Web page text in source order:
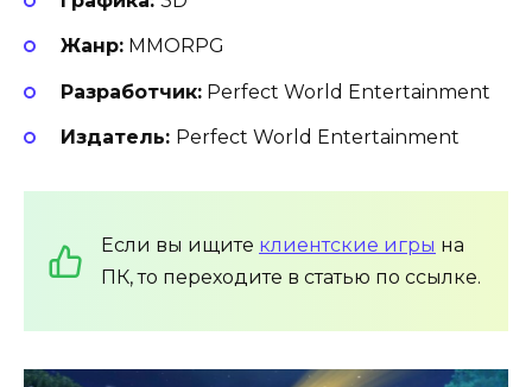
Жанр:MMORPG
Разработчик:Perfect World Entertainment
Издатель: Perfect World Entertainment
Если вы ищите клиентские игры на
ПК, то переходите в статью по ссылке.